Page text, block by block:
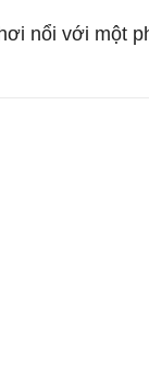
nổi với một